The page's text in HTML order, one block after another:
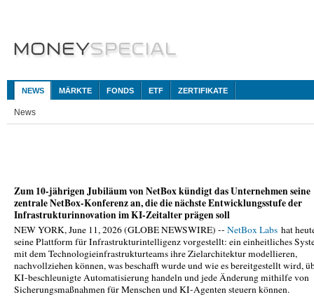
NEWS MÄRKTE FONDS ETF ZERTIFIKATE
News
Zum 10-jährigen Jubiläum von NetBox kündigt das Unternehmen seine
zentrale NetBox-Konferenz an, die die nächste Entwicklungsstufe der
Infrastrukturinnovation im KI-Zeitalter prägen soll
NEW YORK, June 11, 2026 (GLOBE NEWSWIRE) -- NetBox Labs hat
seine Plattform für Infrastrukturintelligenz vorgestellt: ein einheitliches
mit dem Technologieinfrastrukturteams ihre Zielarchitektur modellieren,
nachvollziehen können, was beschafft wurde und wie es bereitgestellt wird,
KI-beschleunigte Automatisierung handeln und jede Änderung mithilfe von
Sicherungsmaßnahmen für Menschen und KI-Agenten steuern können.